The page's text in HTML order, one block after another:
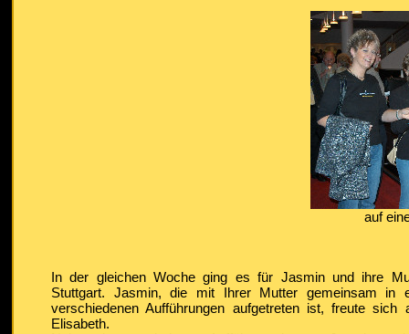
auf
In der gleichen Woche ging es für Jasmin und ihre
Stuttgart. Jasmin, die mit Ihrer Mutter gemeinsam in
verschiedenen Aufführungen aufgetreten ist, freute
Elisabeth.